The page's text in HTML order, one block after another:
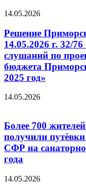
14.05.2026
Решение
14.05.2026 г. 32/
слушаний по
бюджета
2025 год»
14.05.2026
Более 700
получили
СФР на
года
14.05.2026